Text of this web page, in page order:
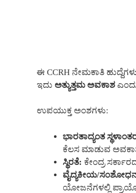
ಈ CCRH ನೇಮಕಾತಿ
ಇದು ಅತ್ಯುತ್ತಮ ಅವಕಾಶ
ಉಪಯುಕ್ತ ಅಂಶಗಳು:
ಭಾರತಾದ್ಯಂತ
ಕೆಲಸ ಮಾಡುವ
ಸ್ಥಿರತೆ: ಕೇಂದ್ರ
ವೈದ್ಯಕೀಯ/
ಯೋಜನೆಗಳಲ್ಲಿ